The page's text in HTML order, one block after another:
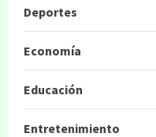
Deportes
Economía
Educación
Entretenimiento